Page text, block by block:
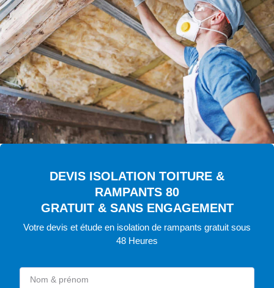
DEVIS ISOLATION TOITURE &
RAMPANTS 80
GRATUIT & SANS ENGAGEMENT
Votre devis et étude en isolation de rampants gratuit sous
48 Heures